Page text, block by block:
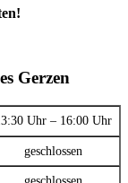
Gerzen
Uhr – 16:00 Uhr
geschlossen